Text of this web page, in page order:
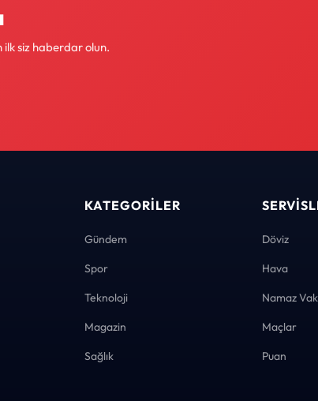
ilk siz haberdar olun.
KATEGORILER
Gündem
Spor
Teknoloji
Magazin
Sağlık
Döviz
Hava
Namaz
Maçlar
Puan